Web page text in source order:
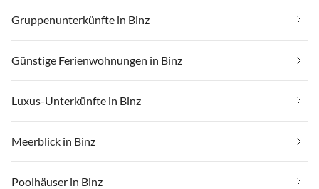
Gruppenunterkünfte in Binz
Günstige Ferienwohnungen in Binz
Luxus-Unterkünfte in Binz
Meerblick in Binz
Poolhäuser in Binz